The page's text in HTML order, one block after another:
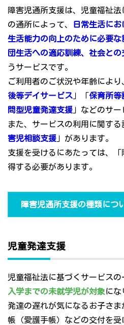
障害児通所支援は、児童福祉
の通所によって、
日常生活にお
生活能力の向上のために必要
団生活への適応訓練、社会と
うサービスです。
ご利用者のご状況や年齢により
後等デイサービス 」「保育所等
問型児童発達支援 」などのサー
また、サービスの利用に関す
害児相談支援 」があります。
支援を受けるにあたっては、
得する必要があります。
障害児通所支援の種類につ
児童発達支援
児童福祉法に基づくサービスの
入学までの未就学児が対象にな
発達の遅れが気になるお子さ
帳（愛護手帳）などの交付を